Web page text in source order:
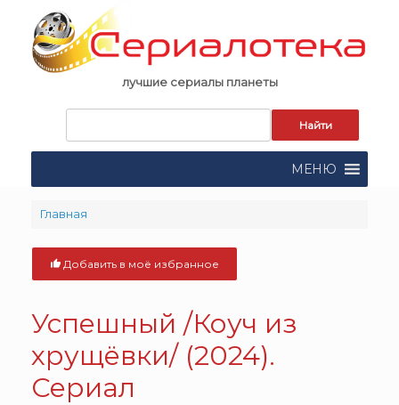
content
лучшие сериалы планеты
поиска:
МЕНЮ
Главная
Добавить в моё избранное
Успешный /Коуч из
хрущёвки/ (2024).
Сериал